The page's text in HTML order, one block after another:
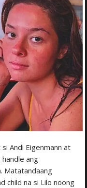
Andi Eigenmann at
handle ang
Matatandaang
child na si Lilo noong